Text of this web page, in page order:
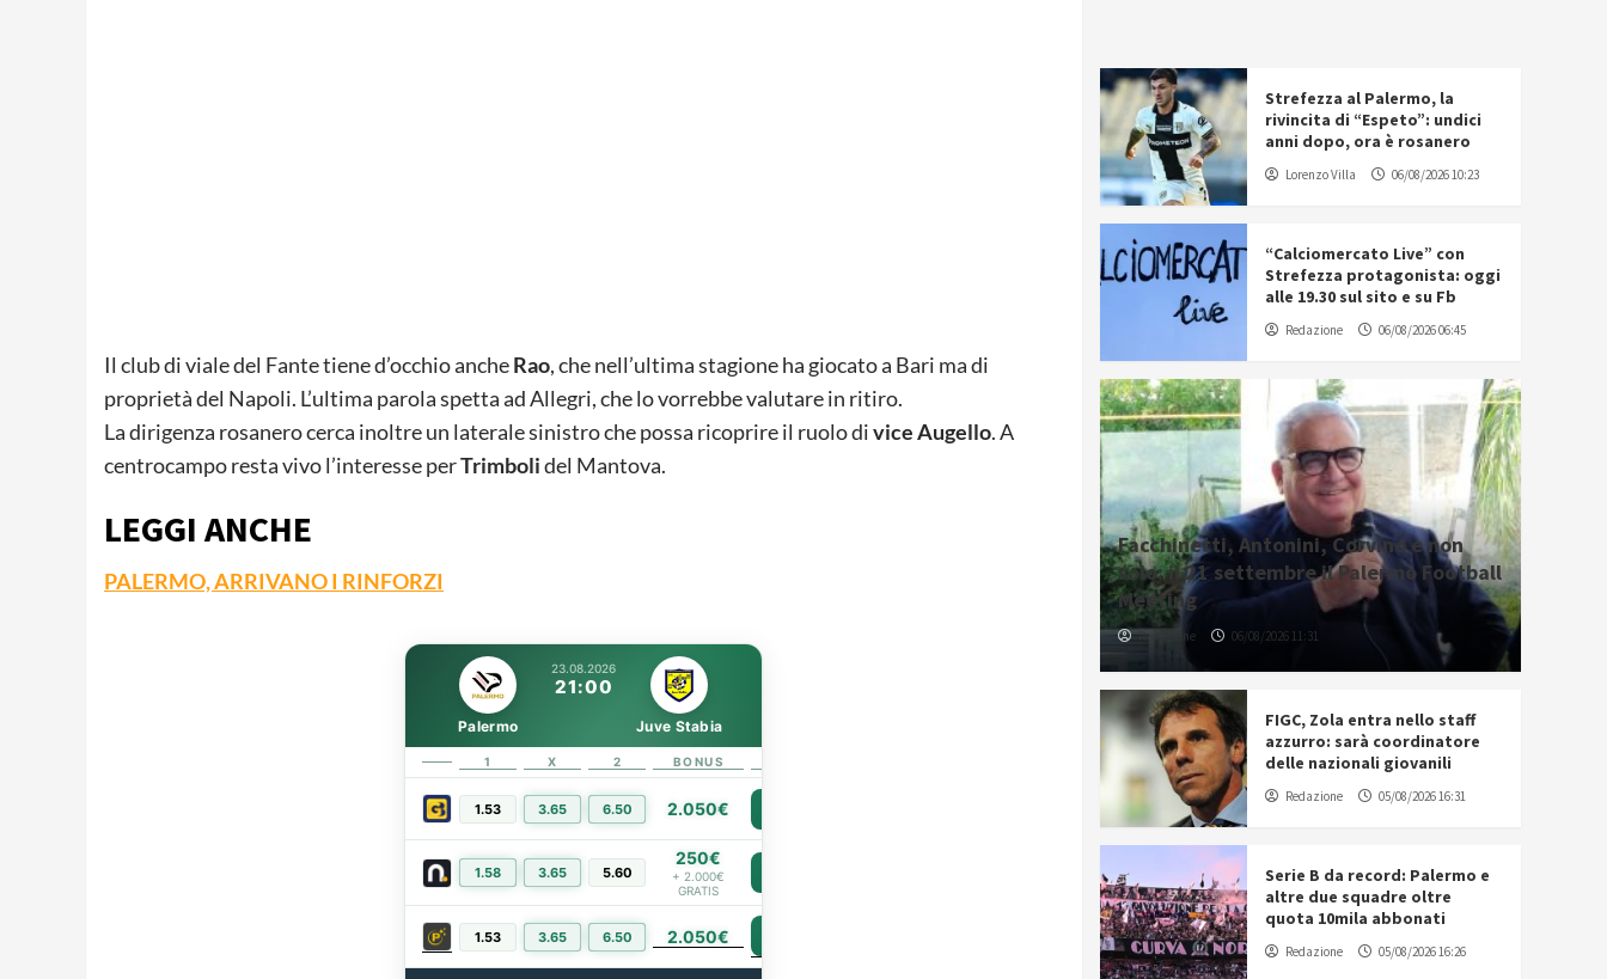
Il club di viale del Fante tiene d’occhio ancheRao, che nell’ultima stagione ha giocato a Bari ma di
proprietà del Napoli. L’ultima parola spetta ad Allegri, che lo vorrebbe valutare in ritiro.
La dirigenza rosanero cerca inoltre un laterale sinistro che possa ricoprire il ruolo divice Augello. A
centrocampo resta vivo l’interesse perTrimbolidel Mantova.
LEGGI ANCHE
PALERMO, ARRIVANO I RINFORZI
23.08.2026
21:00
Palermo Juve Stabia
1 X 2 BONUS
1.53 3.65 6.50 2.050€
1.58 3.65 5.60
250€
+ 2.000€
GRATIS
1.53 3.65 6.50 2.050€
Strefezza al Palermo, la
rivincita di “Espeto”: undici
anni dopo, ora è rosanero
Lorenzo Villa 06/08/2026 10:23
“Calciomercato Live” con
Strefezza protagonista: oggi
alle 19.30 sul sito e su Fb
Redazione 06/08/2026 06:45
Facchinetti, Antonini, Corvino e non
solo: il 21 settembre il Palermo Football
Meeting
Redazione 06/08/2026 11:31
FIGC, Zola entra nello staff
azzurro: sarà coordinatore
delle nazionali giovanili
Redazione 05/08/2026 16:31
Serie B da record: Palermo e
altre due squadre oltre
quota 10mila abbonati
Redazione 05/08/2026 16:26